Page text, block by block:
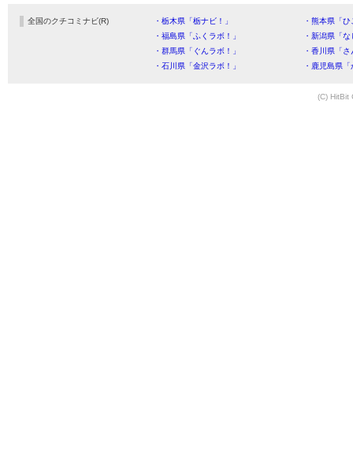
全国のクチコミナビ(R) ・栃木県「栃ナビ！」
・熊本県「
・福島県「ふくラボ！」
・新潟県「
・群馬県「ぐんラボ！」
・香川県「
・石川県「金沢ラボ！」
・鹿児島県
(C) HitBit